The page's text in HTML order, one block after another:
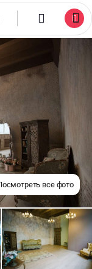
все фото